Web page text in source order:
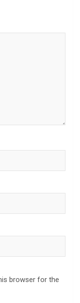
browser for the